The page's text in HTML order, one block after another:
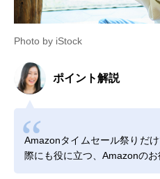
Photo by iStock
ポイント解説
Amazonタイムセール祭りだ
際にも役に立つ、Amazonのお